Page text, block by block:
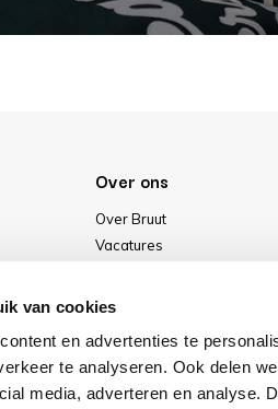
van cookies
en advertenties te
te analyseren. Ook delen
media, adverteren en analyse.
Over ons
Over Bruut
Vacatures
Onze winkel